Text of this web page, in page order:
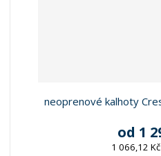
neoprenové kalhoty
od 1
1 066,12